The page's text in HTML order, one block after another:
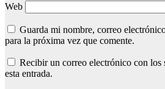
Web
Guarda mi nombre, correo
para la próxima vez que comente.
Recibir un correo electrónico con los
esta entrada.